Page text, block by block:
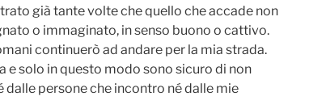
già tante volte che quello che accade non
o immaginato, in senso buono o cattivo.
continuerò ad andare per la mia strada.
e solo in questo modo sono sicuro di non
dalle persone che incontro né dalle mie